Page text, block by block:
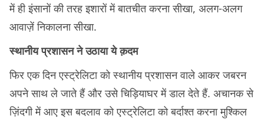
में ही इंसानों की तरह इशारों में बातचीत करना सीखा, अलग-अलग
आवाज़ें निकालना सीखा.
स्थानीय प्रशासन ने उठाया ये क़दम
फिर एक दिन एस्ट्रेलिटा को स्थानीय प्रशासन वाले आकर जबरन
अपने साथ ले जाते हैं और उसे चिड़ियाघर में डाल देते हैं. अचानक से
ज़िंदगी में आए इस बदलाव को एस्ट्रेलिटा को बर्दाश्त करना मुश्किल